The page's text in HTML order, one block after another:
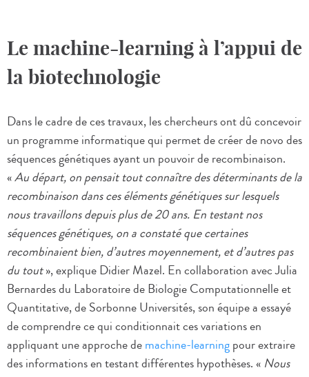
Le machine-learning à l’appui de
la biotechnologie
Dans le cadre de ces travaux, les chercheurs ont dû concevoir
un programme informatique qui permet de créer de novo des
séquences génétiques ayant un pouvoir de recombinaison.
«Au départ, on pensait tout connaître des déterminants de la
recombinaison dans ces éléments génétiques sur lesquels
nous travaillons depuis plus de 20 ans. En testant nos
séquences génétiques, on a constaté que certaines
recombinaient bien, d’autres moyennement, et d’autres pas
du tout», explique Didier Mazel. En collaboration avec Julia
Bernardes du Laboratoire de Biologie Computationnelle et
Quantitative, de Sorbonne Universités, son équipe a essayé
de comprendre ce qui conditionnait ces variations en
appliquant une approche demachine-learningpour extraire
des informations en testant différentes hypothèses. « Nous